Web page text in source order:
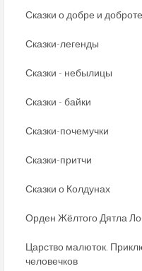
Сказки о добре и доброте
Сказки-легенды
Сказки - небылицы
Сказки - байки
Сказки-почемучки
Сказки-притчи
Сказки о Колдунах
Орден Жёлтого Дятла
Царство малюток.
человечков